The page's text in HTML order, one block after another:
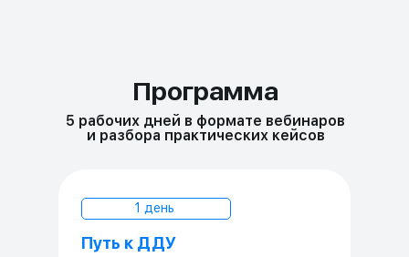
Программа
5 рабочих дней в формате вебинаров
и разбора практических кейсов
Путь к ДДУ
1 день